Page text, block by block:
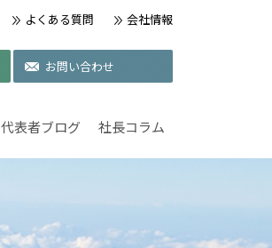
よくある質問 会社情報
お問い合わせ
代表者ブログ 社長コラム